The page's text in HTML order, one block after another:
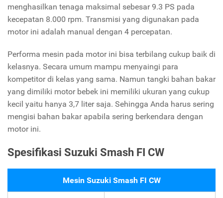
menghasilkan tenaga maksimal sebesar 9.3 PS pada
kecepatan 8.000 rpm. Transmisi yang digunakan pada
motor ini adalah manual dengan 4 percepatan.
Performa mesin pada motor ini bisa terbilang cukup baik di
kelasnya. Secara umum mampu menyaingi para
kompetitor di kelas yang sama. Namun tangki bahan bakar
yang dimiliki motor bebek ini memiliki ukuran yang cukup
kecil yaitu hanya 3,7 liter saja. Sehingga Anda harus sering
mengisi bahan bakar apabila sering berkendara dengan
motor ini.
Spesifikasi Suzuki Smash FI CW
Mesin Suzuki Smash FI CW